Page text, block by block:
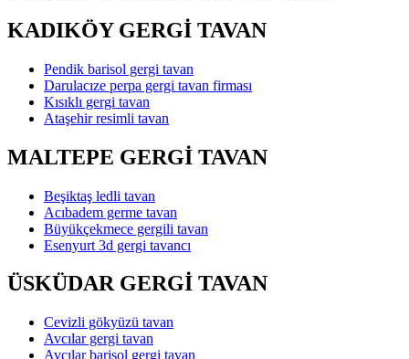
KADIKÖY GERGİ TAVAN
Pendik barisol gergi tavan
Darulacıze perpa gergi tavan firması
Kısıklı gergi tavan
Ataşehir resimli tavan
MALTEPE GERGİ TAVAN
Beşiktaş ledli tavan
Acıbadem germe tavan
Büyükçekmece gergili tavan
Esenyurt 3d gergi tavancı
ÜSKÜDAR GERGİ TAVAN
Cevizli gökyüzü tavan
Avcılar gergi tavan
Avcılar barisol gergi tavan